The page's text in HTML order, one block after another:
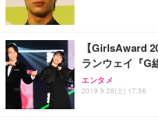
【GirlsAward
ランウェイ『G
エンタメ
2019.9.28(土) 17:56